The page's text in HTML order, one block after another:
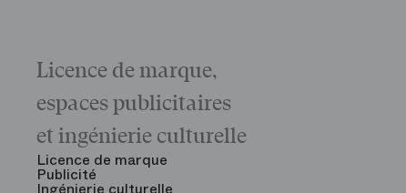
Licence de marque,
espaces publicitaires
et ingénierie culturelle
Licence de marque
Publicité